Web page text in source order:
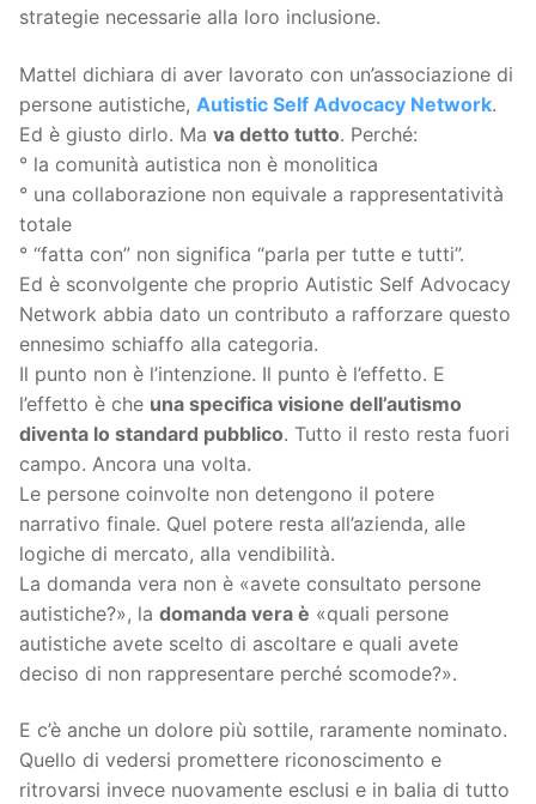
strategie necessarie alla loro inclusione.
Mattel dichiara di aver lavorato con un’associazione di
persone autistiche, Autistic Self Advocacy Network.
Ed è giusto dirlo. Ma va detto tutto. Perché:
° la comunità autistica non è monolitica
° una collaborazione non equivale a rappresentatività
totale
° “fatta con” non significa “parla per tutte e tutti”.
Ed è sconvolgente che proprio Autistic Self Advocacy
Network abbia dato un contributo a rafforzare questo
ennesimo schiaffo alla categoria.
Il punto non è l’intenzione. Il punto è l’effetto. E
l’effetto è che una specifica visione dell’autismo
diventa lo standard pubblico. Tutto il resto resta fuori
campo. Ancora una volta.
Le persone coinvolte non detengono il potere
narrativo finale. Quel potere resta all’azienda, alle
logiche di mercato, alla vendibilità.
La domanda vera non è «avete consultato persone
autistiche?», la domanda vera è «quali persone
autistiche avete scelto di ascoltare e quali avete
deciso di non rappresentare perché scomode?».
E c’è anche un dolore più sottile, raramente nominato.
Quello di vedersi promettere riconoscimento e
ritrovarsi invece nuovamente esclusi e in balia di tutto